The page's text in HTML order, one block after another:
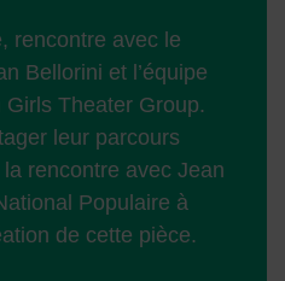
rencontre avec le
Bellorini et l’équipe
Girls Theater Group.
leur parcours
rencontre avec Jean
Populaire à
de cette pièce.